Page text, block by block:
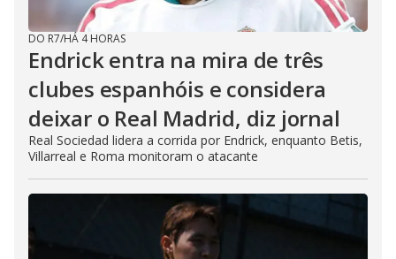
DO R7/HÁ 4 HORAS
Endrick entra na mira de três
clubes espanhóis e considera
deixar o Real Madrid, diz jornal
Real Sociedad lidera a corrida por Endrick, enquanto Betis,
Villarreal e Roma monitoram o atacante